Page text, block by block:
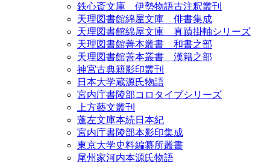
鉄心斎文庫 伊勢物語古注釈叢刊
天理図書館綿屋文庫 俳書集成
天理図書館綿屋文庫 真蹟掛軸シリーズ
天理図書館善本叢書 和書之部
天理図書館善本叢書 漢籍之部
神宮古典籍影印叢刊
日本大学蔵源氏物語
宮内庁書陵部コロタイプシリーズ
上方藝文叢刊
蓬左文庫本続日本紀
宮内庁書陵部本影印集成
東京大学史料編纂所叢書
尾州家河内本源氏物語